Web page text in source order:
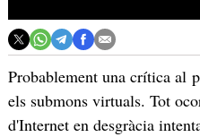
Probablement una crítica al
els submons virtuals. Tot
d'Internet en desgràcia